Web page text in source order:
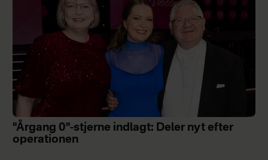
"Årgang 0"-stjerne indlagt: Deler nyt efter
operationen